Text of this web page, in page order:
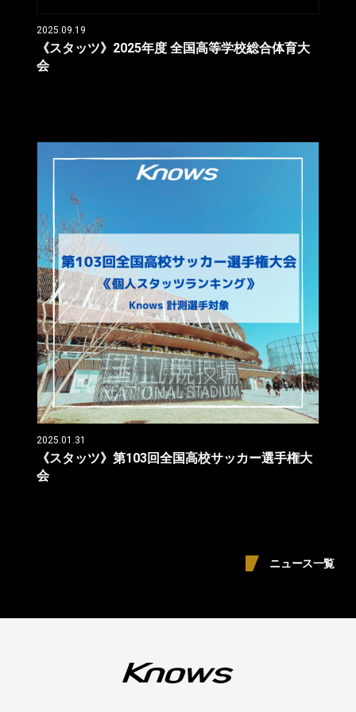
2025.09.19
《スタッツ》2025年度 全国高等学校総合体育大
会
2025.01.31
《スタッツ》第103回全国高校サッカー選手権大
会
ニュース一覧